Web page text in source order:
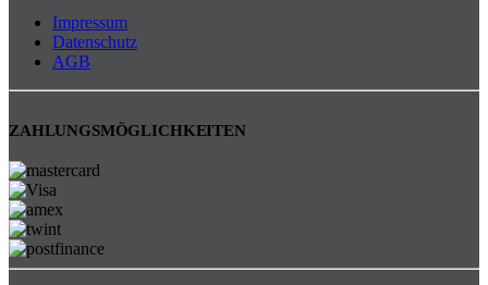
Impressum
Datenschutz
AGB
ZAHLUNGSMÖGLICHKEITEN